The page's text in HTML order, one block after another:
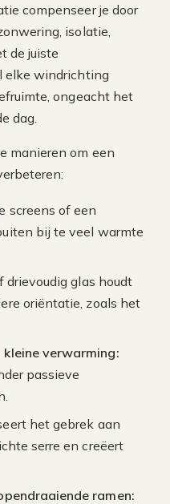
compenseer je door
isolatie,
de juiste
elke windrichting
ongeacht het
dag.
manieren om een
screens of een
bij te veel warmte
drievoudig glas houdt
oriëntatie, zoals het
verwarming:
passieve
het gebrek aan
serre en creëert
ramen: